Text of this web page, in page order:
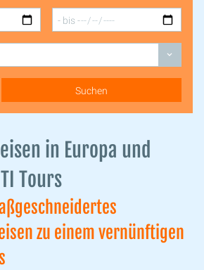
in Europa und
Tours
zu einem vernünftigen